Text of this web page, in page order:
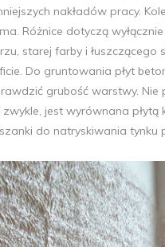
nakładów pracy.
Różnice dotyczą
starej farby i łuszczącego
Do gruntowania płyt
grubość warstwy.
jest wyrównana
do natryskiwania tynku